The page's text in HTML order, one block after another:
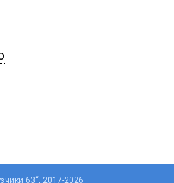
63“, 2017-2026